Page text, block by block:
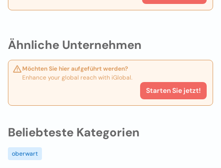
Ähnliche Unternehmen
Möchten Sie hier aufgeführt werden?
Enhance your global reach with iGlobal.
Starten Sie jetzt!
Beliebteste Kategorien
oberwart